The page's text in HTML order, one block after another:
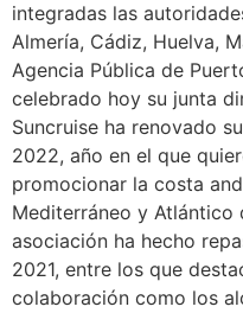
integradas las
Almería, Cádiz, Huelva,
Agencia Pública de
celebrado hoy su junta
Suncruise ha renovado
2022, año en el que
promocionar la costa
Mediterráneo y Atlántico
asociación ha hecho
2021, entre los que
colaboración como los